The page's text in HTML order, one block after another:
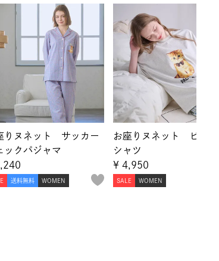
りヌネット サッカー
ックパジャマ
送料無料 WOMEN
お座りヌネット ビックT
シャツ
SALE WOMEN
¥ 4,950